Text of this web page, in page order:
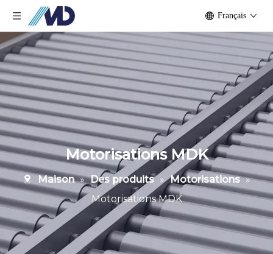
Français
Motorisations MDK
Maison » Des produits » Motorisations »
Motorisations MDK